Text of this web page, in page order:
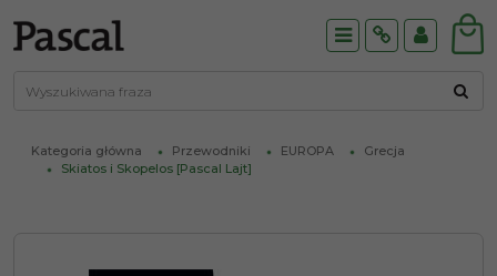
MenuInfoPanel
Kategoria główna Przewodniki EUROPA
Grecja
Skiatos i Skopelos [Pascal Lajt]